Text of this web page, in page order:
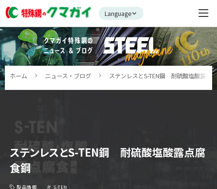
Language
ホーム ニュース・ブログ ステンレスとS-TEN鋼 耐硫酸塩酸露点
ステンレスとS-TEN鋼 耐硫酸塩酸露点腐
食鋼
製品情報 S-TEN